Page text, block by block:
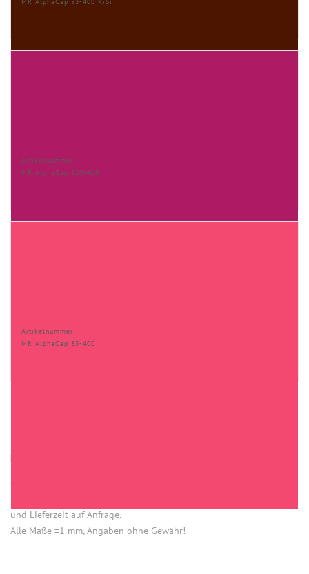
Artikelnummer
MR AlphaCap 110-400
Artikelnummer
MR AlphaCap 33-400
HINWEISE
und Lieferzeit auf Anfrage.
Alle Maße ±1 mm, Angaben ohne Gewähr!